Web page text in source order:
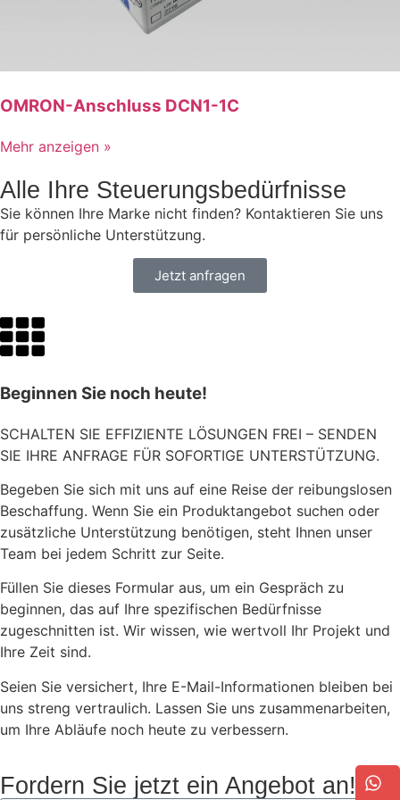
OMRON-Anschluss DCN1-1C
Mehr anzeigen »
Alle Ihre Steuerungsbedürfnisse
Sie können Ihre Marke nicht finden? Kontaktieren Sie uns
für persönliche Unterstützung.
Jetzt anfragen
Beginnen Sie noch heute!
SCHALTEN SIE EFFIZIENTE LÖSUNGEN FREI – SENDEN
SIE IHRE ANFRAGE FÜR SOFORTIGE UNTERSTÜTZUNG.
Begeben Sie sich mit uns auf eine Reise der reibungslosen
Beschaffung. Wenn Sie ein Produktangebot suchen oder
zusätzliche Unterstützung benötigen, steht Ihnen unser
Team bei jedem Schritt zur Seite.
Füllen Sie dieses Formular aus, um ein Gespräch zu
beginnen, das auf Ihre spezifischen Bedürfnisse
zugeschnitten ist. Wir wissen, wie wertvoll Ihr Projekt und
Ihre Zeit sind.
Seien Sie versichert, Ihre E-Mail-Informationen bleiben bei
uns streng vertraulich. Lassen Sie uns zusammenarbeiten,
um Ihre Abläufe noch heute zu verbessern.
Fordern Sie jetzt ein Angebot an!